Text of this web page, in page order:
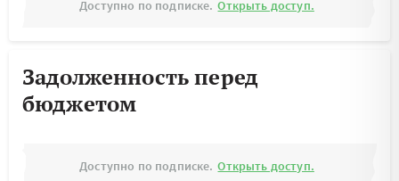
Доступно по подписке. Открыть доступ.
Задолженность перед
бюджетом
Доступно по подписке. Открыть доступ.